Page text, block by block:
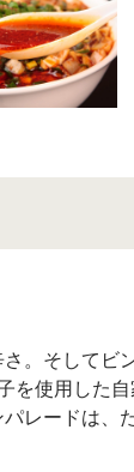
。そしてビ
を使用した
レードは、